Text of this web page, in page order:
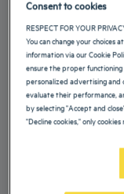
Max
Consent to cookies
RESPECT FOR YOUR
You can change your choices
information via our Cookie
ensure the proper
personalized advertising and
evaluate their performance,
by selecting "Accept and
"Decline cookies," only